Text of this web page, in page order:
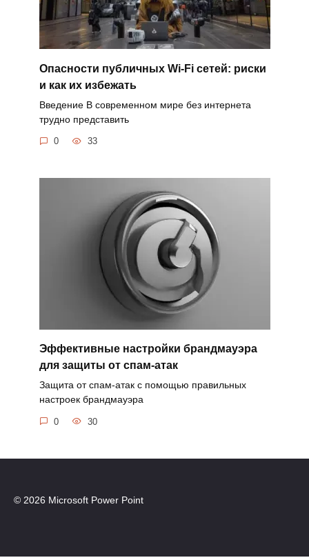
Опасности публичных Wi-Fi сетей: риски
и как их избежать
Введение В современном мире без интернета
трудно представить
0 33
Эффективные настройки брандмауэра
для защиты от спам-атак
Защита от спам-атак с помощью правильных
настроек брандмауэра
0 30
© 2026 Microsoft Power Point